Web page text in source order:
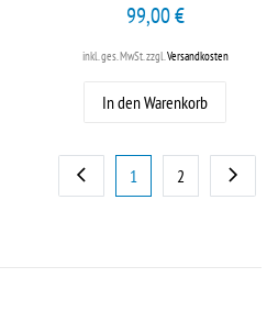
99,00 €
inkl. ges. MwSt.zzgl.Versandkosten
In den Warenkorb
1 2